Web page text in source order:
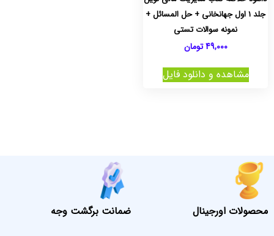
جلد 1 اول جهانخانی + حل المسائل +
نمونه سوالات تستی
49,000 تومان
مشاهده و دانلود فایل
محصولات اورجینال ضمانت برگشت وجه